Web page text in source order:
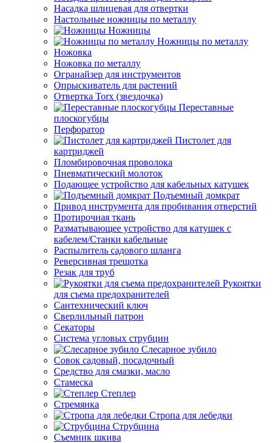
Насадка шлицевая для отвертки
Настольные ножницы по металлу
Ножницы
Ножницы по металлу
Ножовка
Ножовка по металлу
Огранайзер для инструментов
Опрыскиватель для растений
Отвертка Torx (звездочка)
Переставные
плоскогубцы
Перфоратор
Пистолет для
картриджей
Пломбировочная проволока
Пневматический молоток
Подающее устройство для кабельных катушек
Подъемный домкрат
Привод инструмента для пробивания отверстий
Протирочная ткань
Разматывающее устройство для катушек с
кабелем/Станки кабельные
Распылитель садового шланга
Реверсивная трещотка
Резак для труб
Рукоятки
для съема предохранителей
Сантехнический ключ
Сверлильный патрон
Секаторы
Система угловых струбцин
Слесарное зубило
Совок садовый, посадочный
Средство для смазки, масло
Стамеска
Степлер
Стремянка
Стропа для лебедки
Струбцина
Съемник шкива